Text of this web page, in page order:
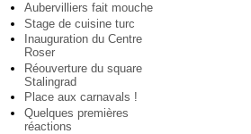
Aubervilliers fait mouche
Stage de cuisine turc
Inauguration du Centre
Roser
Réouverture du square
Stalingrad
Place aux carnavals !
Quelques premières
réactions